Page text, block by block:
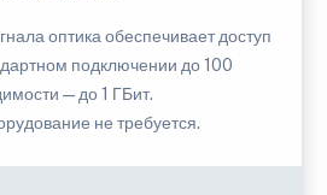
оптика обеспечивает доступ
подключении до 100
— до 1 ГБит.
не требуется.